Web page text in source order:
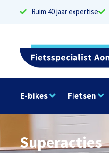
Ruim 40 jaar expertise
E-bikes Fietsen
Superacties